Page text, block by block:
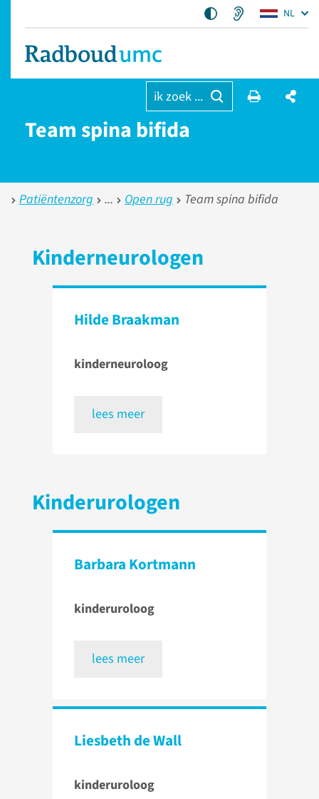
NL
ik zoek ...
Team spina bifida
Patiëntenzorg Open rug Team spina bifida
Kinderneurologen
Hilde Braakman
kinderneuroloog
lees meer
Kinderurologen
Barbara Kortmann
kinderuroloog
lees meer
Liesbeth de Wall
kinderuroloog